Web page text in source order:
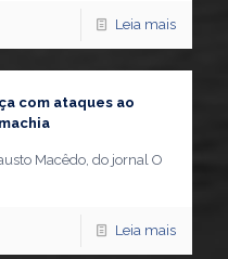
Leia mais
com ataques ao
Macêdo, do jornal O
Leia mais